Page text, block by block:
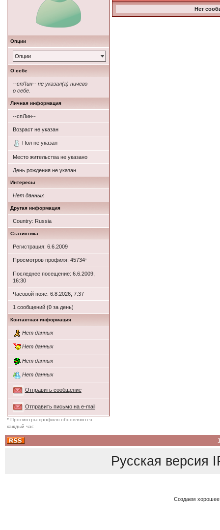
Опции
Опции
О себе
--спЛин-- не указал(а) ничего
о себе.
Личная информация
--спЛин--
Возраст не указан
Пол не указан
Место жительства не указано
День рождения не указан
Интересы
Нет данных
Другая информация
Country: Russia
Статистика
Регистрация: 6.6.2009
Просмотров профиля: 45734*
Последнее посещение: 6.6.2009,
16:30
Часовой пояс: 6.8.2026, 7:37
1 сообщений (0 за день)
Контактная информация
Нет данных
Нет данных
Нет данных
Нет данных
Отправить сообщение
Отправить письмо на e-mail
* Просмотры профиля обновляются
каждый час
Нет
Русская версия
Создаем